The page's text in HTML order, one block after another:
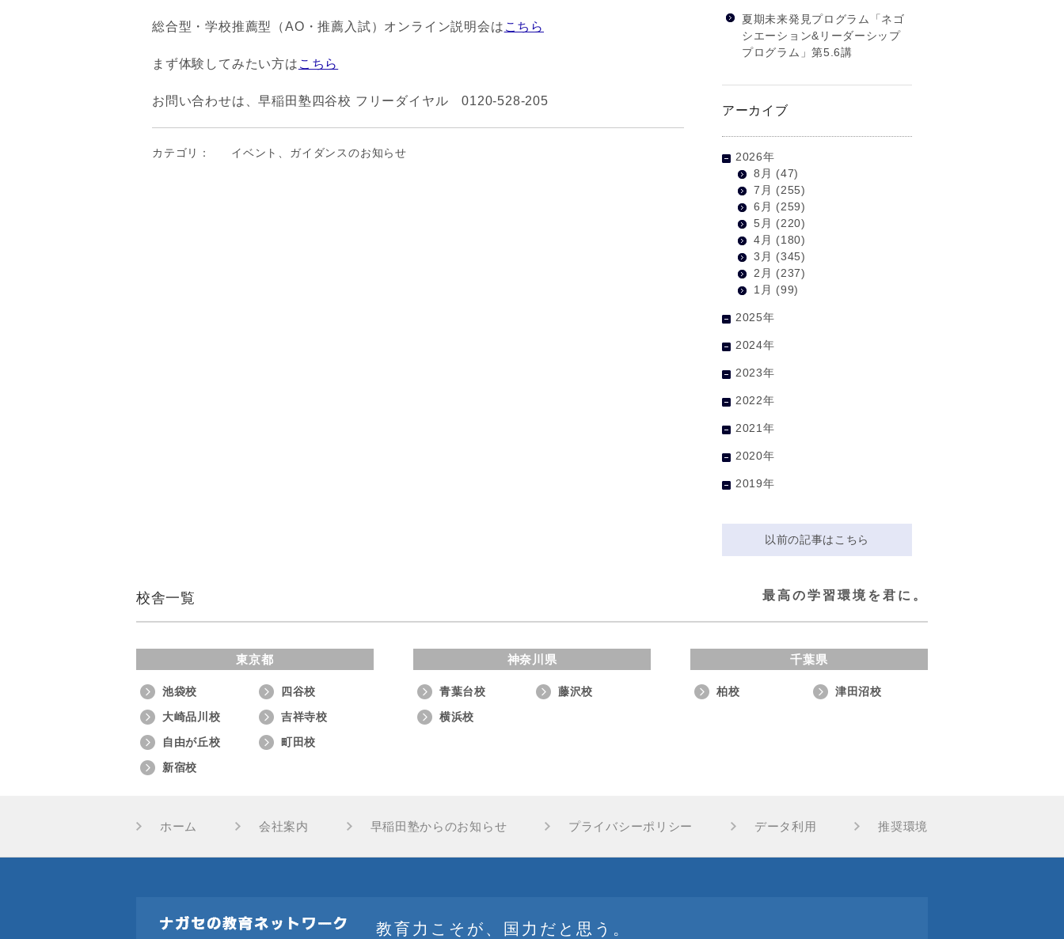
総合型・学校推薦型（AO・推薦入試）オンライン説明会は こちら
まず体験してみたい方は こちら
お問い合わせは、早稲田塾四谷校 フリーダイヤル 0120-528-205
カテゴリ： イベント、ガイダンスのお知らせ
夏期未来発見プログラム「ネゴ
シエーション&リーダーシップ
プログラム」第5.6講
アーカイブ
2026年
8月 (47)
7月 (255)
6月 (259)
5月 (220)
4月 (180)
3月 (345)
2月 (237)
1月 (99)
2025年
2024年
2023年
2022年
2021年
2020年
2019年
以前の記事はこちら
校舎一覧 最高の学習環境を君に。
東京都
池袋校
四谷校
大崎品川校
吉祥寺校
自由が丘校
町田校
新宿校
神奈川県
青葉台校
藤沢校
横浜校
千葉県
柏校 津田沼校
ホーム 会社案内 早稲田塾からのお知らせ プライバシーポリシー データ利用 推奨環境
教育力こそが、国力だと思う。